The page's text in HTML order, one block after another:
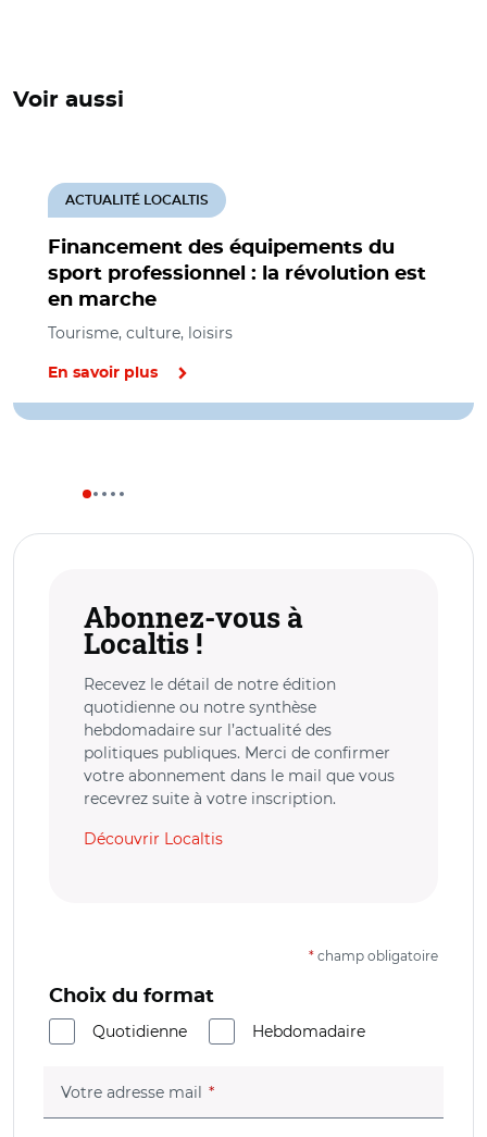
Voir aussi
Financement des équipements du
sport professionnel : la révolution est
en marche
ACTUALITÉ LOCALTIS
Tourisme, culture, loisirs
En savoir plus
Abonnez-vous à
Localtis !
Recevez le détail de notre édition
quotidienne ou notre synthèse
hebdomadaire sur l’actualité des
politiques publiques. Merci de confirmer
votre abonnement dans le mail que vous
recevrez suite à votre inscription.
Découvrir Localtis
* champ obligatoire
Choix du format
Quotidienne
Hebdomadaire
Votre adresse mail (champ obligatoire)